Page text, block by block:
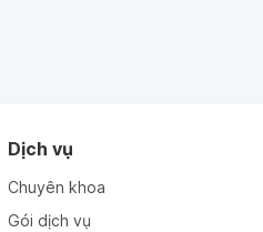
Dịch vụ
Chuyên khoa
Gói dịch vụ